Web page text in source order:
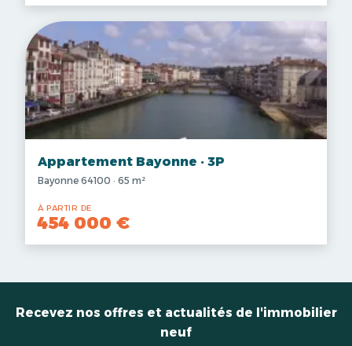
Appartement Bayonne · 3P
Bayonne 64100 · 65 m²
À PARTIR DE
454 000 €
Recevez nos offres et actualités de l'immobilier
neuf